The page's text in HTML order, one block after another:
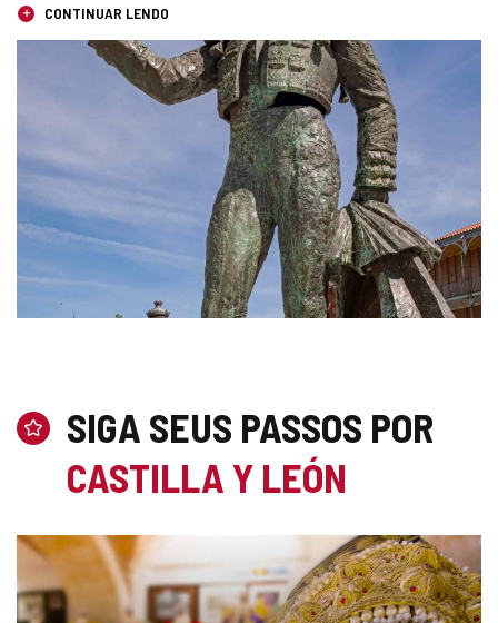
CONTINUAR LENDO
GALERIA
DE
SIGA SEUS PASSOS POR
CASTILLA Y LEÓN